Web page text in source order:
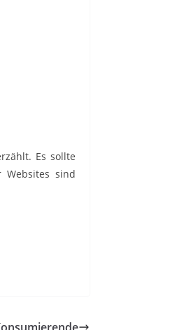
Es sollte
sind